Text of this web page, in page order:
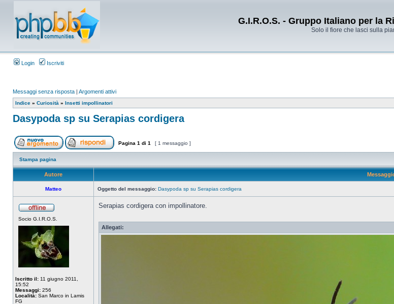
G.I.R.O.S. - Gruppo Italiano per la
Solo il fiore che lasci sulla
Login Iscriviti
Messaggi senza risposta | Argomenti attivi
Indice » Curiosità » Insetti impollinatori
Dasypoda sp su Serapias cordigera
Pagina 1 di 1 [ 1 messaggio ]
Stampa pagina
Autore
Matteo Oggetto del messaggio: Dasypoda sp su Serapias cordigera
Socio G.I.R.O.S.
Iscritto il: 11 giugno 2011,
15:52
Messaggi: 256
Località: San Marco in Lamis
FG
Serapias cordigera con impollinatore.
Allegati: